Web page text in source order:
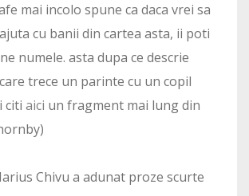
mai incolo spune ca daca vrei sa
cu banii din cartea asta, ii poti
numele. asta dupa ce descrie
trece un parinte cu un copil
citi aici un fragment mai lung din
Chivu a adunat proze scurte